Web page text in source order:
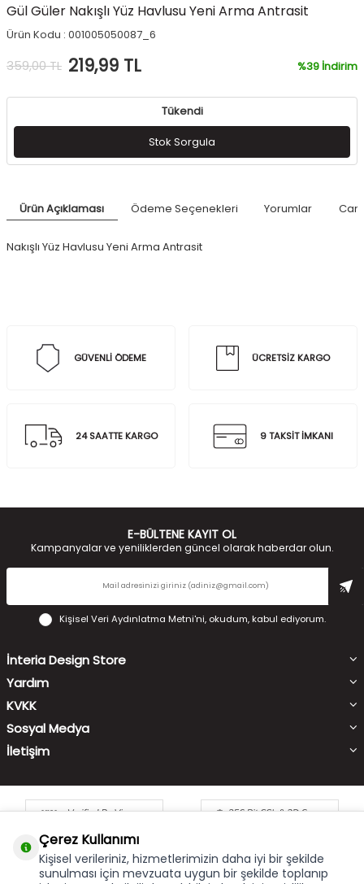
Gül Güler Nakışlı Yüz Havlusu Yeni Arma Antrasit
Ürün Kodu : 001005050087_6
359,00TL 219,99 TL %39 İndirim
Tükendi
Stok Sorgula
Ürün Açıklaması Ödeme Seçenekleri Yorumlar
Nakışlı Yüz Havlusu Yeni Arma Antrasit
GÜVENLİ ÖDEME ÜCRETSİZ KARGO
24 SAATTE KARGO 9 TAKSİT İMKANI
E-BÜLTENE KAYIT OL
Kampanyalar ve yeniliklerden güncel olarak haberdar olun.
Kişisel Veri Aydınlatma Metni'ni, okudum, kabul ediyorum.
İnteria Design Store
Yardım
KVKK
Sosyal Medya
İletişim
Çerez Kullanımı
Kişisel verileriniz, hizmetlerimizin daha iyi bir şekilde
sunulması için mevzuata uygun bir şekilde toplanıp